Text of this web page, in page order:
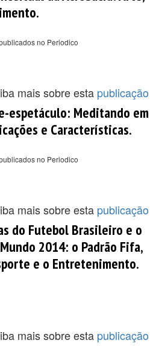
no Periodico
mais sobre esta publicação
espetáculo: Meditando em
e Características.
no Periodico
mais sobre esta publicação
do Futebol Brasileiro e o
2014: o Padrão Fifa,
e o Entretenimento.
mais sobre esta publicação